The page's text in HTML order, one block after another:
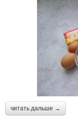
читать дальше →